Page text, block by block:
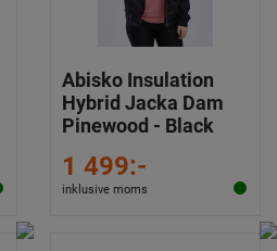
Abisko Insulation
Hybrid Jacka Dam
Pinewood - Black
1 499:-
inklusive moms